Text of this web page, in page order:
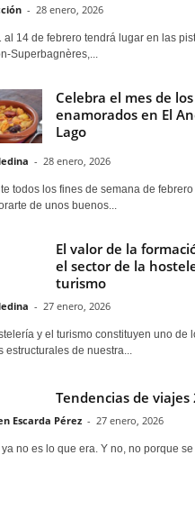
- 28 enero, 2026
al 14 de febrero tendrá lugar en las
Superbagnères,...
Celebra el mes de los
enamorados en El
Lago
- 28 enero, 2026
todos los fines de semana de
de unos buenos...
El valor de la
el sector de la
turismo
- 27 enero, 2026
y el turismo constituyen uno de
estructurales de nuestra...
Tendencias de viajes
Escarda Pérez - 27 enero, 2026
no es lo que era. Y no, no porque se